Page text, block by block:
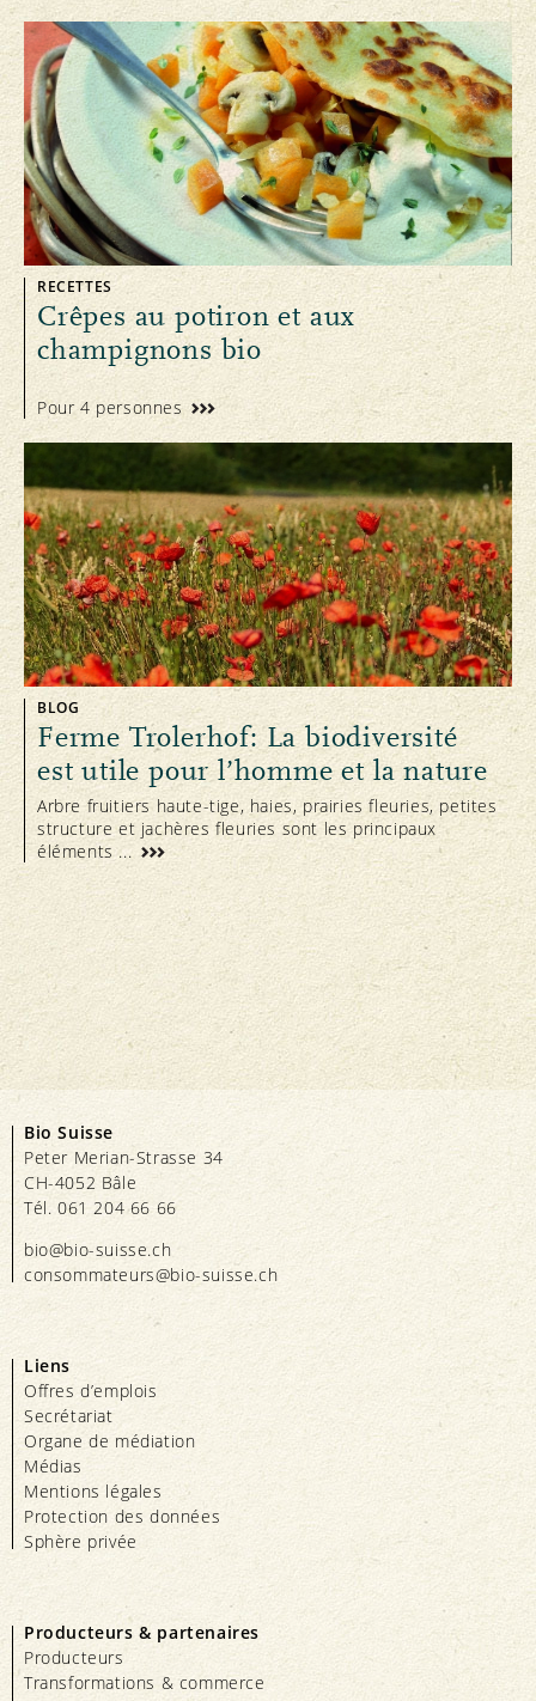
RECETTES
Crêpes au potiron et aux
champignons bio
Pour 4 personnes
BLOG
Ferme Trolerhof: La biodiversité
est utile pour l’homme et la nature
Arbre fruitiers haute-tige, haies, prairies fleuries, petites
structure et jachères fleuries sont les principaux
éléments ...
Bio Suisse
Peter Merian-Strasse 34
CH-4052 Bâle
Tél. 061 204 66 66
bio@bio-suisse.ch
consommateurs@bio-suisse.ch
Liens
Offres d’emplois
Secrétariat
Organe de médiation
Médias
Mentions légales
Protection des données
Sphère privée
Producteurs & partenaires
Producteurs
Transformations & commerce